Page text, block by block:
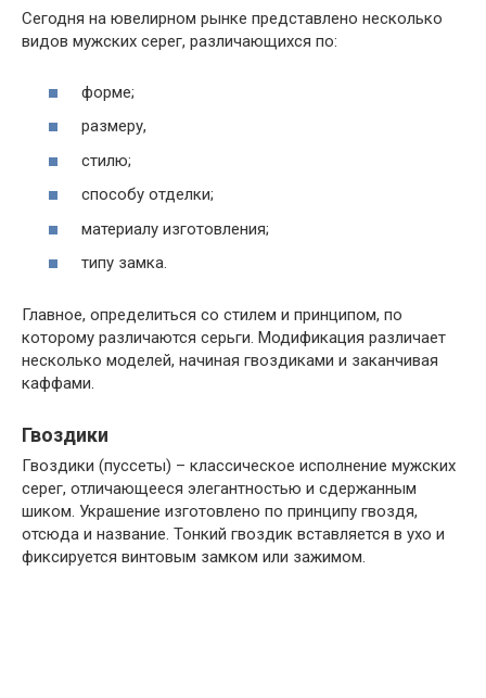
Сегодня на ювелирном рынке представлено несколько
видов мужских серег, различающихся по:
форме;
размеру,
стилю;
способу отделки;
материалу изготовления;
типу замка.
Главное, определиться со стилем и принципом, по
которому различаются серьги. Модификация различает
несколько моделей, начиная гвоздиками и заканчивая
каффами.
Гвоздики
Гвоздики (пуссеты) – классическое исполнение мужских
серег, отличающееся элегантностью и сдержанным
шиком. Украшение изготовлено по принципу гвоздя,
отсюда и название. Тонкий гвоздик вставляется в ухо и
фиксируется винтовым замком или зажимом.